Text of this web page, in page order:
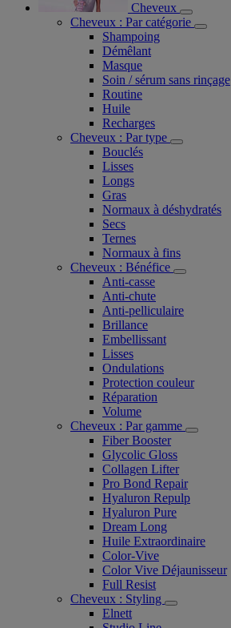
Cheveux
Cheveux : Par catégorie
Shampoing
Démêlant
Masque
Soin / sérum sans rinçage
Routine
Huile
Recharges
Cheveux : Par type
Bouclés
Lisses
Longs
Gras
Normaux à déshydratés
Secs
Ternes
Normaux à fins
Cheveux : Bénéfice
Anti-casse
Anti-chute
Anti-pelliculaire​
Brillance
Embellissant
Lisses
Ondulations
Protection couleur​
Réparation
Volume
Cheveux : Par gamme
Fiber Booster
Glycolic Gloss
Collagen Lifter
Pro Bond Repair
Hyaluron Repulp
Hyaluron Pure
Dream Long
Huile Extraordinaire
Color-Vive
Color Vive Déjaunisseur
Full Resist
Cheveux : Styling
Elnett